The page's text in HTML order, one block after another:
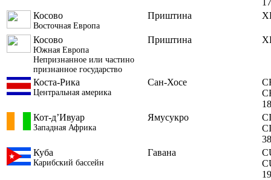
Косово
Восточная Европа
Приштина
Косово
Южная Европа
Непризнанное или частино
признанное государство
Приштина
Коста-Рика
Центральная америка
Сан-Хосе
Кот-д’Ивуар
Западная Африка
Ямусукро
CI
Куба
Карибский бассейн
Гавана